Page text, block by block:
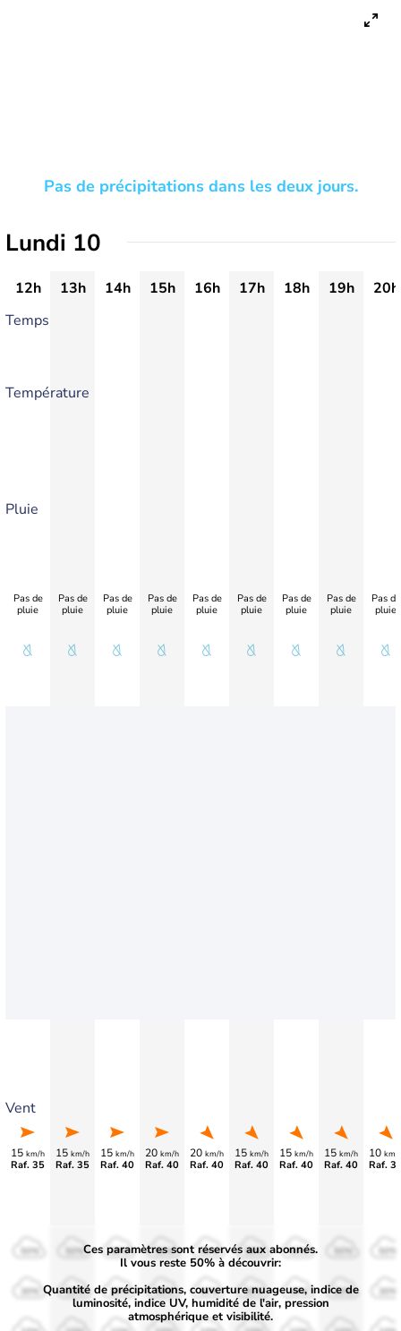
Pas de précipitations dans les deux jours.
Lundi 10
12h 13h 14h 15h 16h 17h 18h 19h
20h
Temps
Température
Pluie
Vent
Pas de
pluie
15 km/h
Raf. 35
Pas de
pluie
15 km/h
Raf. 35
Pas de
pluie
15 km/h
Raf. 40
Pas de
pluie
20 km/h
Raf. 40
Pas de
pluie
20 km/h
Raf. 40
Pas de
pluie
15 km/h
Raf. 40
Pas de
pluie
15 km/h
Raf. 40
Pas de
pluie
15 km/h
Raf. 40
Pas de
pluie
10 km/
Raf.
50%
30%
50%
30%
50%
30%
50%
30%
50%
30%
50%
30%
50%
30% 30% 30%
Ces paramètres sont réservés aux abonnés.
Il vous reste 50% à découvrir:
Quantité de précipitations, couverture nuageuse, indice de
luminosité, indice UV, humidité de l'air, pression
atmosphérique et visibilité.